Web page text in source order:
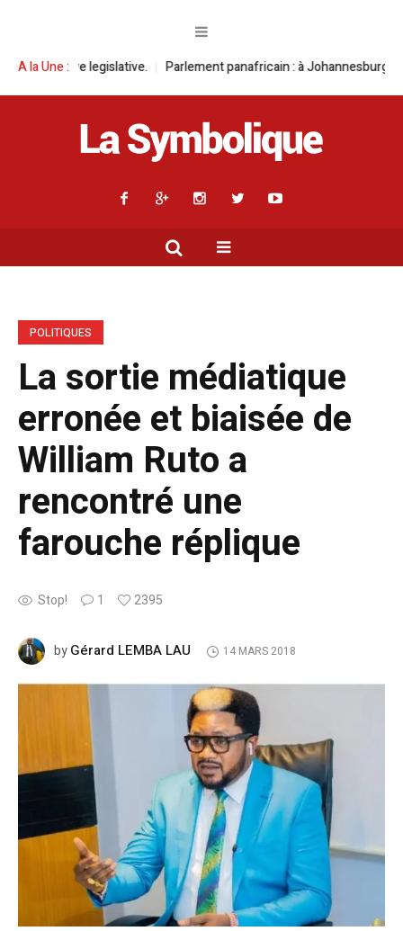
A la Une :Parlement panafricain : à Johannesburg, Aimé Boji
POLITIQUES
La sortie médiatique
erronée et biaisée de
William Ruto a
rencontré une
farouche réplique
Stop! 1 2395
byGérard LEMBA LAU 14 MARS 2018